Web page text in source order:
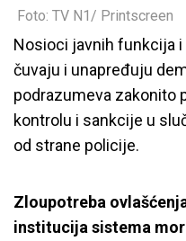
Foto: TV N1/ Printscreen
Nosioci javnih funkcija
čuvaju i unapređuju
podrazumeva zakonito
kontrolu i sankcije u
od strane policije.
Zloupotreba
institucija sistema